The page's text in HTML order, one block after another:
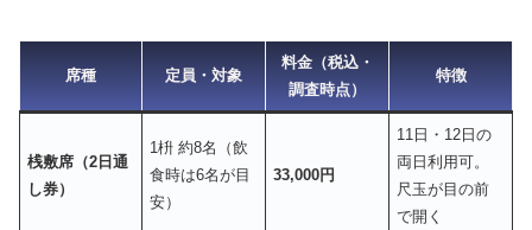
席種 定員・対象
料金（税込・
調査時点）
特徴
桟敷席（2日通
し券）
1枡 約8名（飲
食時は6名が目
安）
33,000円
11日・12日の
両日利用可。
尺玉が目の前
で開く